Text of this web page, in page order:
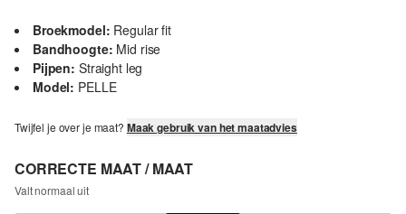
Broekmodel: Regular fit
Bandhoogte: Mid rise
Pijpen: Straight leg
Model: PELLE
Twijfel je over je maat? Maak gebruik van het maatadvies
CORRECTE MAAT / MAAT
Valt normaal uit